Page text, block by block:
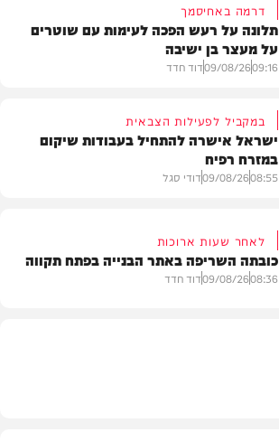
דרמה באחיסמך
תלונה על רעש הפכה לעימות עם שוטרים
על מעצר בן ישיבה
09:16
09/08/26דוד חדד
במקביל לפעילות הצבאית
ישראל אישרה להתחיל בעבודות שיקום
במזרח רפיח
08:55
09/08/26דודי סגל
לאחר שעות ארוכות
כובתה השריפה באתר הבנייה בפתח תקווה
08:36
09/08/26דוד חדד